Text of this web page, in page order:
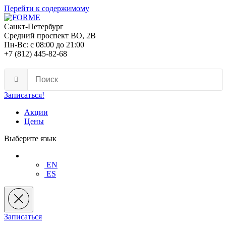
Перейти к содержимому
Санкт-Петербург
Средний проспект ВО, 2В
Пн-Вс: с 08:00 до 21:00
+7 (812) 445-82-68
Записаться!
Акции
Цены
Выберите язык
EN
ES
Записаться